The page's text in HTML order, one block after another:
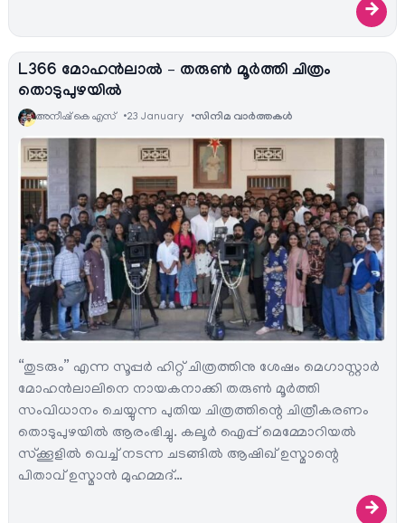
→
L366 മോഹൻലാൽ – തരുൺ മൂർത്തി ചിത്രം
തൊടുപുഴയിൽ
അനീഷ്‌ കെ എസ് 23 January സിനിമ വാര്‍ത്തകള്‍
“തുടരും” എന്ന സൂപ്പർ ഹിറ്റ് ചിത്രത്തിനു ശേഷം മെഗാസ്റ്റാർ
മോഹൻലാലിനെ നായകനാക്കി തരുൺ മൂർത്തി
സംവിധാനം ചെയ്യുന്ന പുതിയ ചിത്രത്തിന്റെ ചിത്രീകരണം
തൊടുപുഴയിൽ ആരംഭിച്ചു. കലൂർ ഐപ്പ് മെമ്മോറിയൽ
സ്ക്കൂളിൽ വെച്ച് നടന്ന ചടങ്ങിൽ ആഷിഖ് ഉസ്മാന്റെ
പിതാവ് ഉസ്മാൻ മുഹമ്മദ്…
→